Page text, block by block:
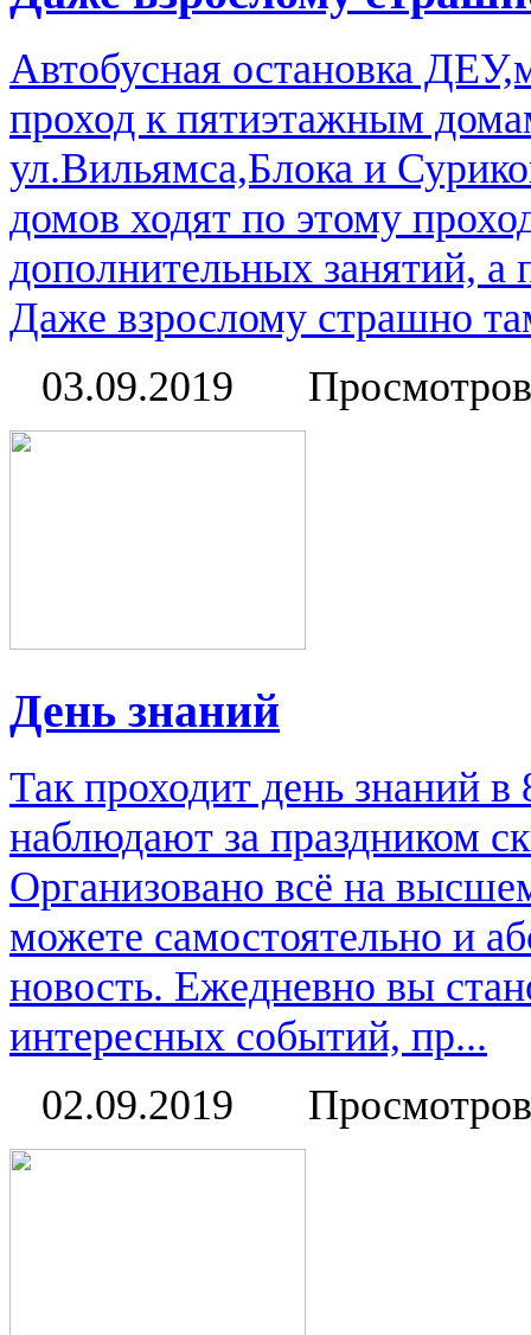
Автобусная остановка
проход к пятиэтажным
ул.Вильямса,Блока и
домов ходят по этому
дополнительных занятий,
Даже взрослому страшно
03.09.2019
День знаний
Так проходит день знаний
наблюдают за праздником
Организовано всё на
можете самостоятельно и
новость. Ежедневно вы
интересных событий, пр...
02.09.2019